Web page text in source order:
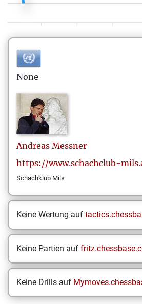
None
Andreas Messner
https://www.schachclub-
Schachklub Mils
Keine Wertung auf
Keine Partien auf
Keine Drills auf